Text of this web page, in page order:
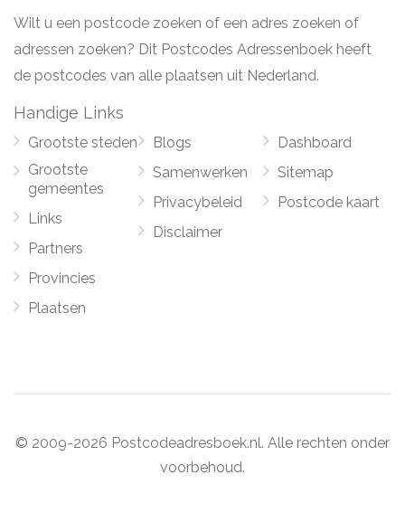
Wilt u een postcode zoeken of een adres zoeken of
adressen zoeken? Dit Postcodes Adressenboek heeft
de postcodes van alle plaatsen uit Nederland.
Handige Links
Grootste steden
Grootste
gemeentes
Links
Partners
Provincies
Plaatsen
Blogs
Samenwerken
Privacybeleid
Disclaimer
Dashboard
Sitemap
Postcode kaart
© 2009-2026 Postcodeadresboek.nl. Alle rechten onder
voorbehoud.